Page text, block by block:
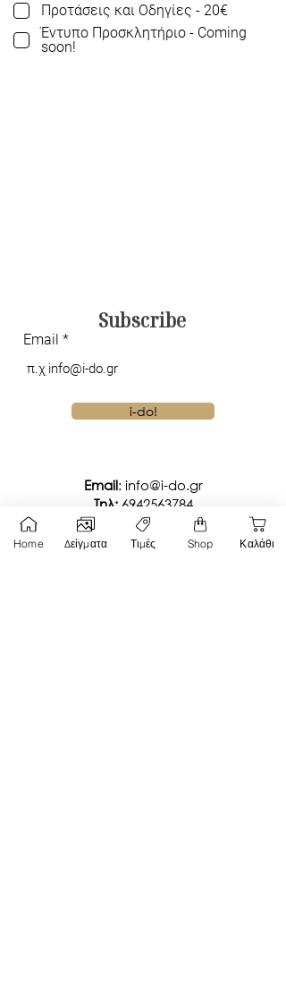
Προτάσεις και Οδηγίες - 20€
Έντυπο Προσκλητήριο - Coming
soon!
Subscribe
Email
i-do!
Email: info@i-do.gr
Tηλ: 6942563784
Viber Chat
Home Δείγματα Τιμές Shop Καλάθι